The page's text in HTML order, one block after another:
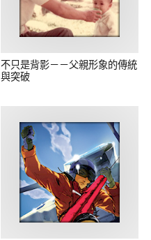
不只是背影－－父親形象的傳統
與突破